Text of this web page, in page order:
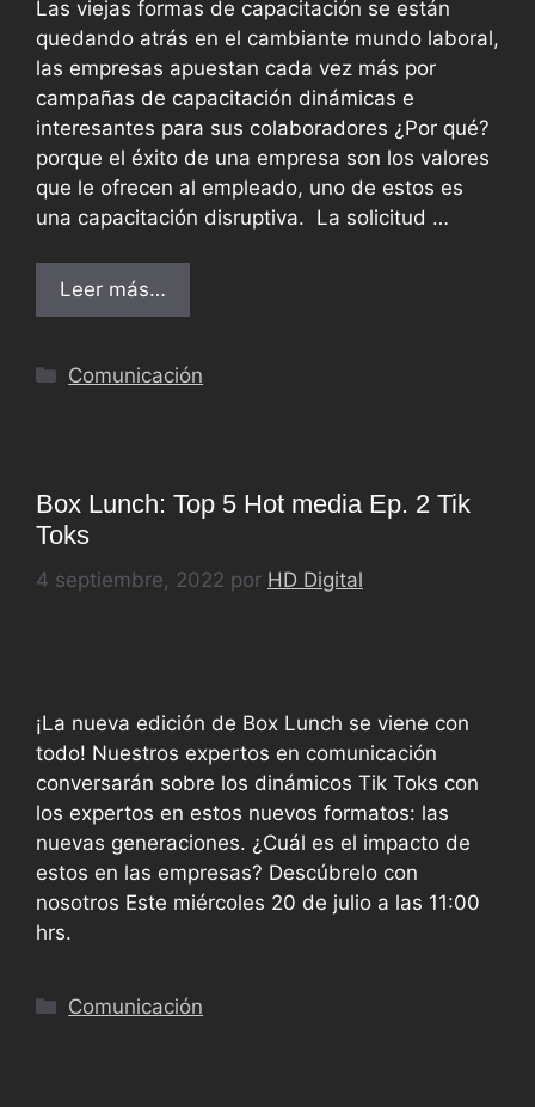
Las viejas formas de capacitación se están
quedando atrás en el cambiante mundo laboral,
las empresas apuestan cada vez más por
campañas de capacitación dinámicas e
interesantes para sus colaboradores ¿Por qué?
porque el éxito de una empresa son los valores
que le ofrecen al empleado, uno de estos es
una capacitación disruptiva. La solicitud …
Leer más…
Comunicación
Box Lunch: Top 5 Hot media Ep. 2 Tik
Toks
4 septiembre, 2022 por HD Digital
¡La nueva edición de Box Lunch se viene con
todo! Nuestros expertos en comunicación
conversarán sobre los dinámicos Tik Toks con
los expertos en estos nuevos formatos: las
nuevas generaciones. ¿Cuál es el impacto de
estos en las empresas? Descúbrelo con
nosotros Este miércoles 20 de julio a las 11:00
hrs.
Comunicación